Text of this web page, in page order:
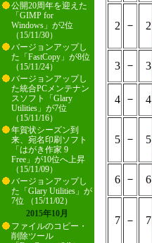
公開20周年を迎えた
「GIMP for
Windows」が2位
（15/11/30）
バージョンアップし
た「FastCopy」が8位
（15/11/24）
バージョンアップし
た統合PCメンテナン
スソフト「Glary
Utilities」が7位
（15/11/16）
年賀状シーズン到
来、宛名印刷ソフト
「はがき作家 9
Free」が10位へ上昇
（15/11/09）
バージョンアップし
た「Glary Utilities」が
7位 （15/11/02）
2015年10月
ファイルのコピー・
削除ツール
2 － 2
3 － 3
4 － 4
5 － 5
6 － 6
7 － 7